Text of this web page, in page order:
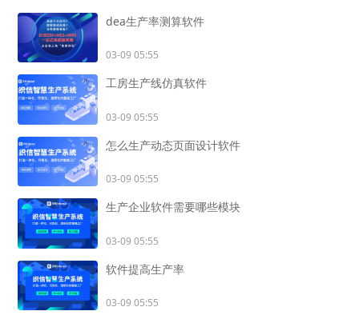
dea生产率测算软件
03-09 05:55
工房生产线仿真软件
03-09 05:55
怎么生产动态页面设计软件
03-09 05:55
生产企业软件需要哪些模块
03-09 05:55
软件提高生产率
03-09 05:55